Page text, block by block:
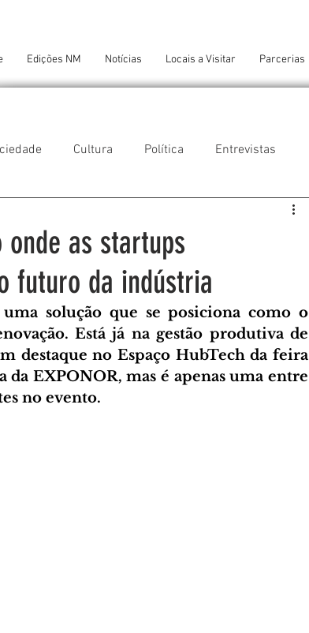
Edições NM Notícias Locais a Visitar Parcerias
Cultura Política Entrevistas
Cruz do Bispo Ambiente Tecnologia
DE CONFORTO AMANTES DE ARTE
AMANTES DA NATUREZA
onde as startups
futuro da indústria
solução que se posiciona como o
Está já na gestão produtiva de
destaque no Espaço HubTech da feira
EXPONOR, mas é apenas uma entre
no evento.